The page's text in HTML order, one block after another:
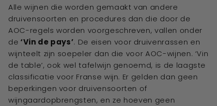
Alle wijnen die worden gemaakt van andere
druivensoorten en procedures dan die door de
AOC-regels worden voorgeschreven, vallen onder
de ‘Vin de pays’. De eisen voor druivenrassen en
wijnteelt zijn soepeler dan die voor AOC-wijnen. ‘Vin
de table’, ook wel tafelwijn genoemd, is de laagste
classificatie voor Franse wijn. Er gelden dan geen
beperkingen voor druivensoorten of
wijngaardopbrengsten, en ze hoeven geen